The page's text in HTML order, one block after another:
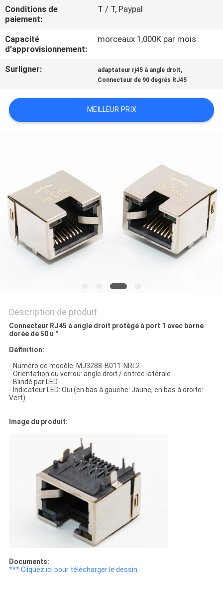
CONTACTEZ-
NOUS
DEMANDEZ
UNE
PLAN
POLITIQUE
EN
MATIÈRE
DE
PROTECTION
VIE
PRIVÉE
Conditions de
paiement:
T / T, Paypal
Capacité
d'approvisionnement:
morceaux 1,000K par mois
Surligner: adaptateur rj45 à angle droit,
Connecteur de 90 degrés RJ45
MEILLEUR PRIX
Description de produit
Connecteur RJ45 à angle droit protégé à port 1 avec borne
dorée de 50 u "
Définition:
- Numéro de modèle: MJ3288-B011-NRL2
- Orientation du verrou: angle droit / entrée latérale
- Blindé par LED.
- Indicateur LED: Oui (en bas à gauche: Jaune, en bas à droite:
Vert)
Image du produit:
Documents:
*** Cliquez ici pour télécharger le dessin